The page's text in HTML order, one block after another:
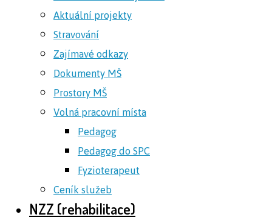
Aktuální projekty
Stravování
Zajímavé odkazy
Dokumenty MŠ
Prostory MŠ
Volná pracovní místa
Pedagog
Pedagog do SPC
Fyzioterapeut
Ceník služeb
NZZ (rehabilitace)